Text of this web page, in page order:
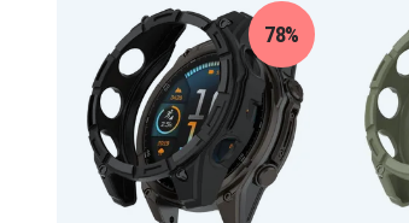
Artnr
Produkttyp
Färg
Material
78%